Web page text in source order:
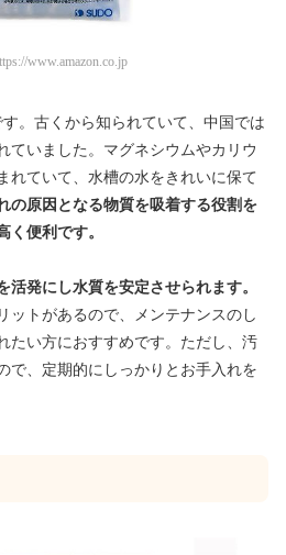
www.amazon.co.jp
。古くから知られていて、中国では
ていました。マグネシウムやカリウ
れていて、水槽の水をきれいに保て
の原因となる物質を吸着する役割を
く便利です。
活発にし水質を安定させられます。
ットがあるので、メンテナンスのし
たい方におすすめです。ただし、汚
で、定期的にしっかりとお手入れを